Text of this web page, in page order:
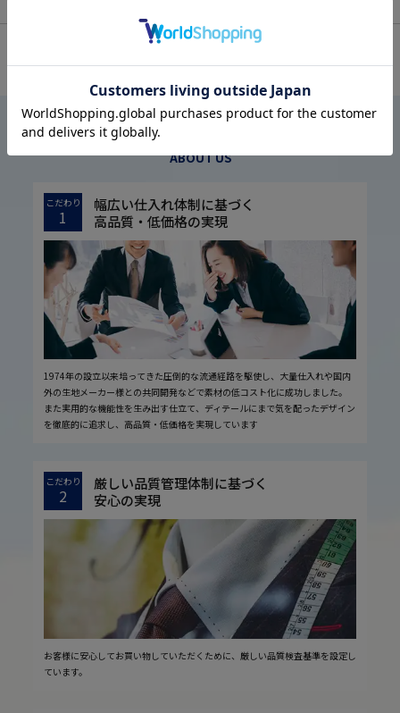
はるやまについて
ABOUT US
こだわり
1
幅広い仕入れ体制に基づく
高品質・低価格の実現
1974年の設立以来培ってきた圧倒的な流通経路を駆使し、大量仕入れや国内
外の生地メーカー様との共同開発などで素材の低コスト化に成功しました。
また実用的な機能性を生み出す仕立て、ディテールにまで気を配ったデザイン
を徹底的に追求し、高品質・低価格を実現しています
こだわり
2
厳しい品質管理体制に基づく
安心の実現
お客様に安心してお買い物していただくために、厳しい品質検査基準を設定し
ています。